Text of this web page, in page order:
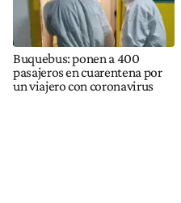
Buquebus: ponen a 400
pasajeros en cuarentena por
un viajero con coronavirus